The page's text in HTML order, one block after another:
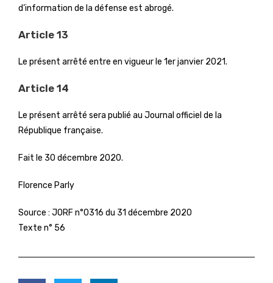
d’information de la défense est abrogé.
Article 13
Le présent arrêté entre en vigueur le 1er janvier 2021.
Article 14
Le présent arrêté sera publié au Journal officiel de la
République française.
Fait le 30 décembre 2020.
Florence Parly
Source : JORF n°0316 du 31 décembre 2020
Texte n° 56